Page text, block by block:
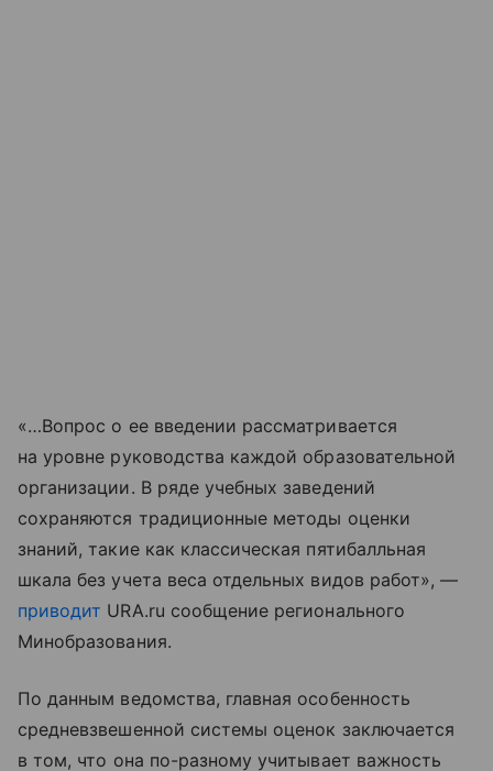
«…Вопрос о ее введении рассматривается
на уровне руководства каждой образовательной
организации. В ряде учебных заведений
сохраняются традиционные методы оценки
знаний, такие как классическая пятибалльная
шкала без учета веса отдельных видов работ», —
приводит URA.ru сообщение регионального
Минобразования.
По данным ведомства, главная особенность
средневзвешенной системы оценок заключается
в том, что она по-разному учитывает важность